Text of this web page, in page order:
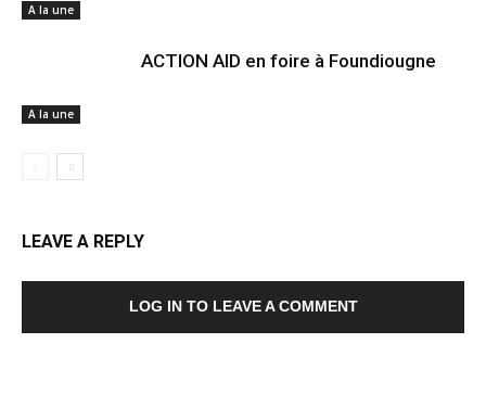
A la une
A la une
ACTION AID en foire à Foundiougne
LEAVE A REPLY
LOG IN TO LEAVE A COMMENT